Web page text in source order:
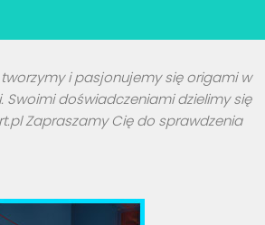
i pasjonujemy się origami w
Swoimi doświadczeniami dzielimy się
Zapraszamy Cię do sprawdzenia